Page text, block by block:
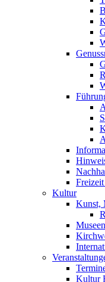
Kultur
Kunst,
Museen
Kultur